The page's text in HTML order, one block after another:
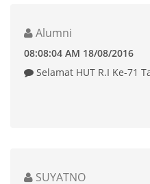
Alumni
08:08:04 AM 18/08/2016
Selamat HUT R.I Ke-71
SUYATNO